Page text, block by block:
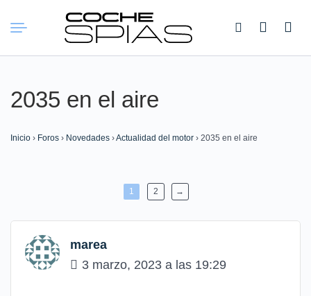
Buscar:
2035 en el aire
Inicio › Foros › Novedades ›Actualidad del motor › 2035 en el aire
1 2 →
marea
3 marzo, 2023 a las 19:29